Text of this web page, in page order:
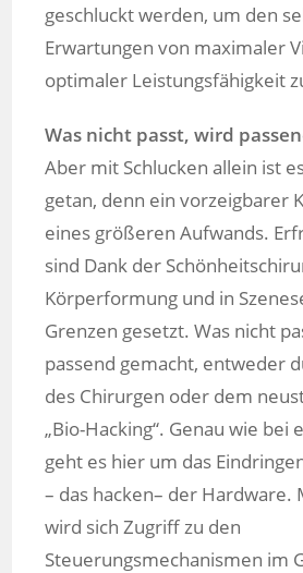
geschluckt werden, um den
Erwartungen von maximaler
optimaler Leistungsfähigkeit
Was nicht passt, wird
Aber mit Schlucken allein ist
getan, denn ein vorzeigbarer
eines größeren Aufwands.
sind Dank der
Körperformung und in
Grenzen gesetzt. Was nicht
passend gemacht, entweder
des Chirurgen oder dem
„Bio-Hacking“. Genau wie
geht es hier um das
– das hacken– der Hardware.
wird sich Zugriff zu den
Steuerungsmechanismen im